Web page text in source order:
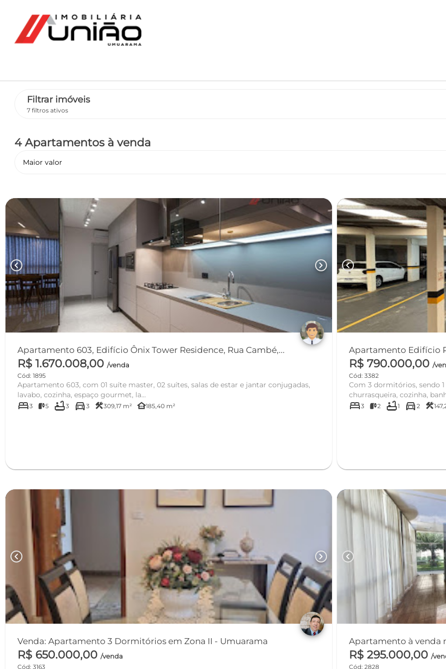
Filtrar imóveis
7 filtros ativos
4 Apartamentos à venda
Maior valor
chevron_left chevron_right
Apartamento 603, Edifício Ônix Tower Residence, Rua Cambé,...
R$ 1.670.008,00 /venda
Cód: 1895
Apartamento 603, com 01 suíte master, 02 suítes, salas de estar e jantar conjugadas,
lavabo, cozinha, espaço gourmet, la...
bed3 5 bathtub3 directions_car 3 construction309,17 m² other_houses185,40 m²
chevron_left
Apartamento Edifício
R$ 790.000,00/
Cód: 3382
Com 3 dormitórios, sendo
churrasqueira, cozinha,
bed3 2 bathtub1 directions_car 2 construction
chevron_left chevron_right
Venda: Apartamento 3 Dormitórios em Zona II - Umuarama
R$ 650.000,00 /venda
Cód: 3163
chevron_left
Apartamento à venda
R$ 295.000,00/
Cód: 2828